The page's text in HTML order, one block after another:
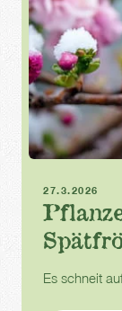
27.3.2026
Es schneit